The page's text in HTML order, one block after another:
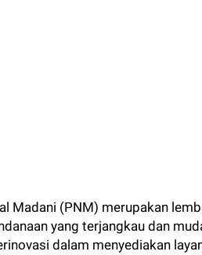
Madani (PNM) merupakan
yang terjangkau dan
dalam menyediakan